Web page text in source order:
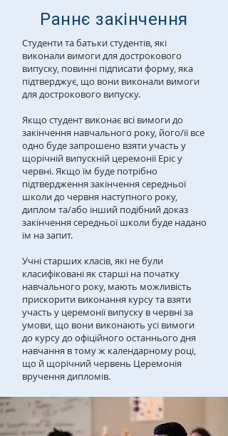
Раннє закінчення
Студенти та батьки студентів, які
виконали вимоги для дострокового
випуску, повинні підписати форму, яка
підтверджує, що вони виконали вимоги
для дострокового випуску.
Якщо студент виконає всі вимоги до
закінчення навчального року, його/її все
одно буде запрошено взяти участь у
щорічній випускній церемонії Epic у
червні. Якщо їм буде потрібно
підтвердження закінчення середньої
школи до червня наступного року,
диплом та/або інший подібний доказ
закінчення середньої школи буде надано
їм на запит.
Учні старших класів, які не були
класифіковані як старші на початку
навчального року, мають можливість
прискорити виконання курсу та взяти
участь у церемонії випуску в червні за
умови, що вони виконають усі вимоги
до курсу до офіційного останнього дня
навчання в тому ж календарному році,
що й щорічний червень Церемонія
вручення дипломів.